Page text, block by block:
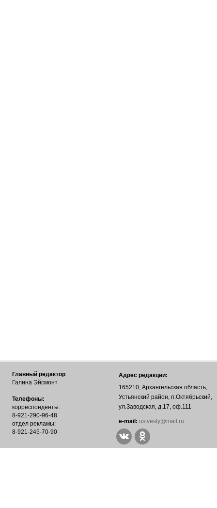
Главный редактор
Галина Эйсмонт
Телефоны:
корреспонденты:
8-921-290-96-48
отдел рекламы:
8-921-245-70-90
Адрес редакции:
165210, Архангельская область,
Устьянский район, п.Октябрьский,
ул.Заводская, д.17, оф.111
е-mail: ustvesty@mail.ru